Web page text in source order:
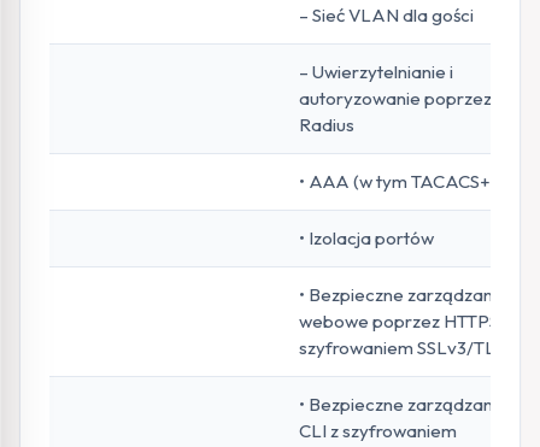
– Sieć VLAN dla gości
– Uwierzytelnianie i
autoryzowanie poprzez
Radius
• AAA (w tym TACACS+)
• Izolacja portów
• Bezpieczne zarządzanie
webowe poprzez HTTPS z
szyfrowaniem SSLv3/TLS 1.2
• Bezpieczne zarządzanie
CLI z szyfrowaniem